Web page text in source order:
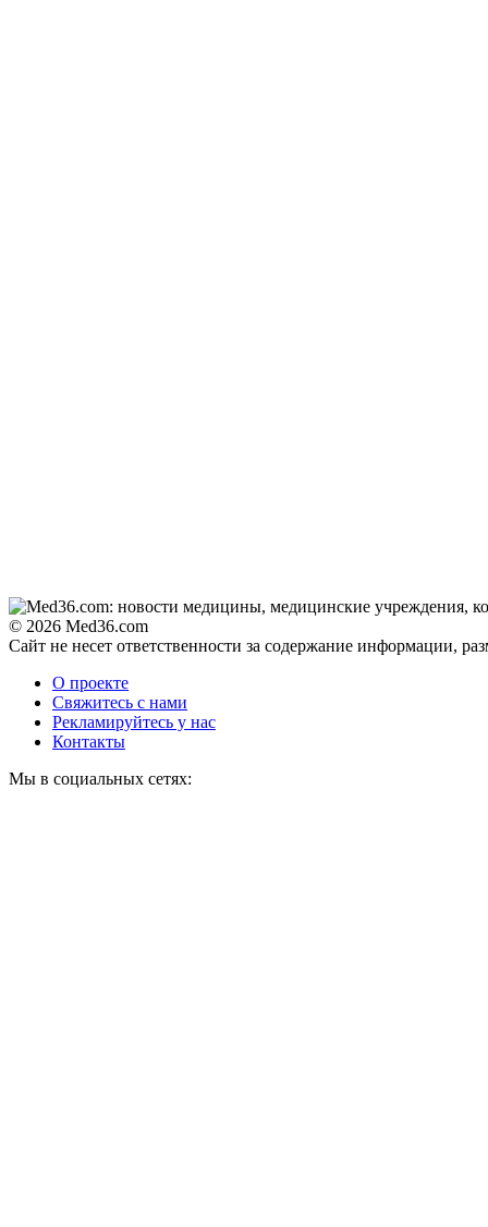
© 2026 Med36.com
Сайт не несет ответственности за содержание информации,
О проекте
Свяжитесь с нами
Рекламируйтесь у нас
Контакты
Мы в социальных сетях: